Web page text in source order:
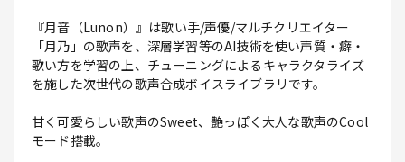
『月音（Lunon）』は歌い手/声優/マルチクリエイター
「月乃」の歌声を、深層学習等のAI技術を使い声質・癖・
歌い方を学習の上、チューニングによるキャラクタライズ
を施した次世代の歌声合成ボイスライブラリです。
甘く可愛らしい歌声のSweet、艶っぽく大人な歌声のCool
モード搭載。